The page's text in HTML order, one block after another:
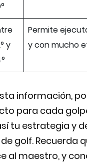
y
Permite
y con mucho
información,
para cada
tu estrategia y
golf. Recuerda
al maestro, y